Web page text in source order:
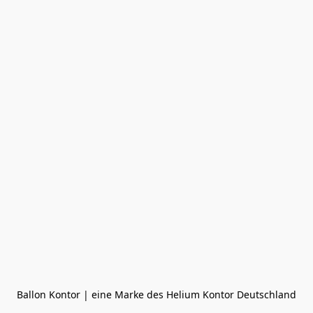
Ballon Kontor | eine Marke des Helium Kontor Deutschland